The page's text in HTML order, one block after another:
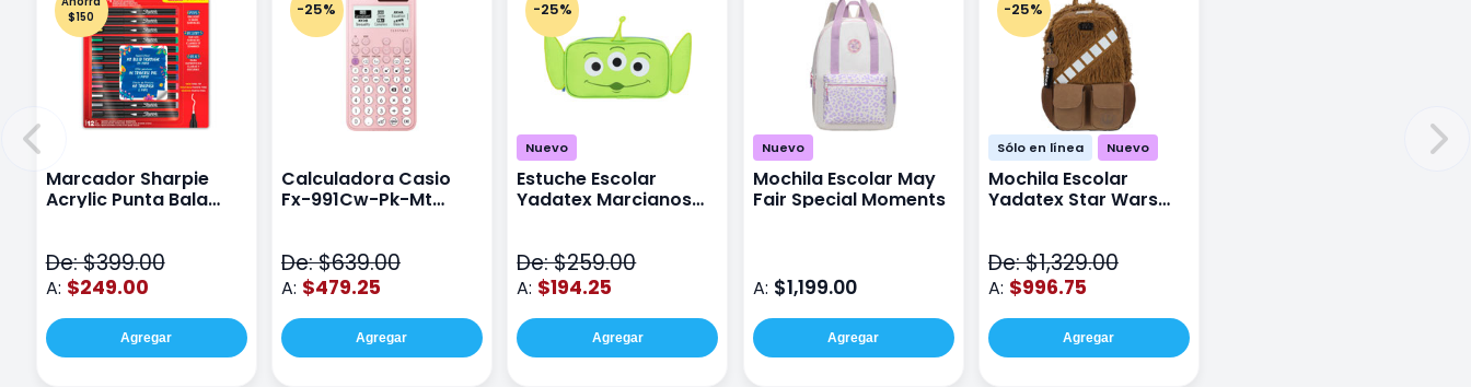
$150
Marcador Sharpie
Acrylic Punta Bala
De: $399.00
A: $249.00
Agregar
-25%
Calculadora Casio
Fx-991Cw-Pk-Mt
De: $639.00
A: $479.25
Agregar
-25%
Nuevo
Estuche Escolar
Yadatex Marcianos
De: $259.00
A: $194.25
Agregar
Nuevo
Mochila Escolar May
Fair Special Moments
A: $1,199.00
Agregar
-25%
Sólo en línea Nuevo
Mochila Escolar
Yadatex Star Wars
De: $1,329.00
A: $996.75
Agregar